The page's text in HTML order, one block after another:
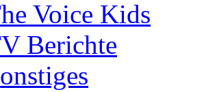
Voice Kids
Berichte